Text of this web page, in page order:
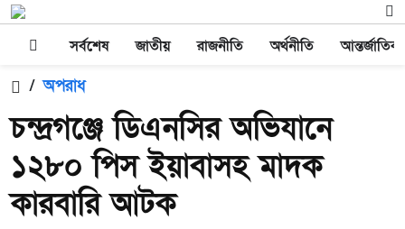
সর্বশেষ জাতীয় রাজনীতি অর্থনীতি আন্তর্জাতিক
/ অপরাধ
চন্দ্রগঞ্জে ডিএনসির অভিযানে
১২৮০ পিস ইয়াবাসহ মাদক
কারবারি আটক